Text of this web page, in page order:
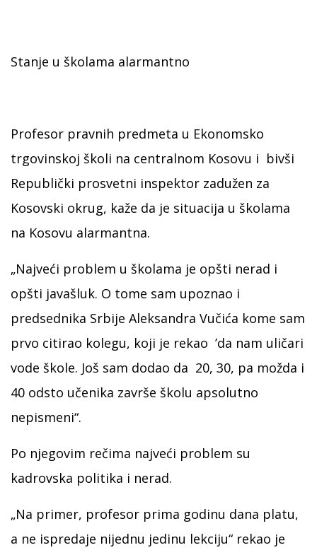
Stanje u školama alarmantno
Profesor pravnih predmeta u Ekonomsko
trgovinskoj školi na centralnom Kosovu i bivši
Republički prosvetni inspektor zadužen za
Kosovski okrug, kaže da je situacija u školama
na Kosovu alarmantna.
„Najveći problem u školama je opšti nerad i
opšti javašluk. O tome sam upoznao i
predsednika Srbije Aleksandra Vučića kome sam
prvo citirao kolegu, koji je rekao ’da nam uličari
vode škole. Još sam dodao da 20, 30, pa možda i
40 odsto učenika završe školu apsolutno
nepismeni“.
Po njegovim rečima najveći problem su
kadrovska politika i nerad.
„Na primer, profesor prima godinu dana platu,
a ne ispredaje nijednu jedinu lekciju“ rekao je